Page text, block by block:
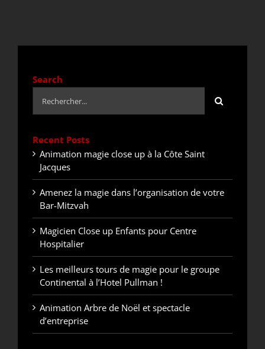
ACTUALITÉS
Search
Recent Posts
Animation magie close up à la Côte Saint
Jacques
Amenez la magie dans l’organisation de votre
Bar-Mitzvah
Magicien Close up Enfants pour Centre
Hospitalier
Les meilleurs tours de magie pour le groupe
Continental à l’Hotel Pullman !
Animation Arbre de Noël et spectacle
d’entreprise